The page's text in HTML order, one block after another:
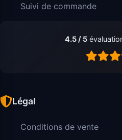
Suivi de commande
4.5 / 5
Légal
Conditions de vente